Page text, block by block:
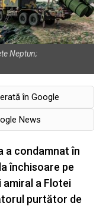
Neptun;
în Google
News
a condamnat în
închisoare pe
a Flotei
purtător de